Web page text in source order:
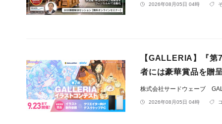
2026年08月05日 04時
【GALLERIA】『
者には豪華賞品を贈
株式会社サードウェーブ
2026年08月05日 04時